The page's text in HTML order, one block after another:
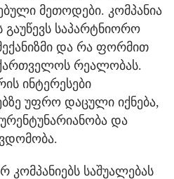
მეთოდები. კომპანია
გაუწევს საპარტნიორო
და რა ფორმით
რეალობას.
ინტერესები
უფრო დაცული იქნება,
და
კომპანიებს საშუალებას